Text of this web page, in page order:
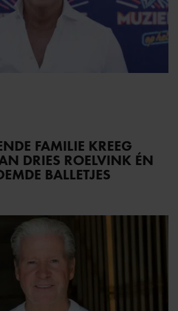
FAMILIE KREEG
DRIES ROELVINK ÉN
BALLETJES